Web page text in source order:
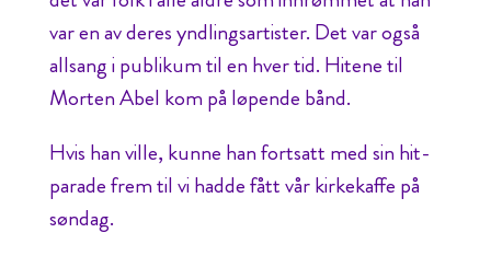
var en av deres yndlingsartister. Det var også
allsang i publikum til en hver tid. Hitene til
Morten Abel kom på løpende bånd.
Hvis han ville, kunne han fortsatt med sin hit-
parade frem til vi hadde fått vår kirkekaffe på
søndag.